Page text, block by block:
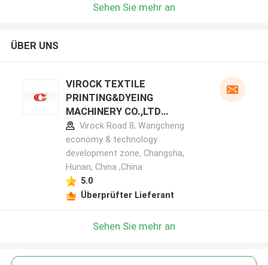
Sehen Sie mehr an
ÜBER UNS
VIROCK TEXTILE
PRINTING&DYEING
MACHINERY CO.,LTD
Herstellerprofil
Virock Road 8, Wangcheng
economy & technology
development zone, Changsha,
Hunan, China ,China
5.0
Überprüfter Lieferant
Sehen Sie mehr an